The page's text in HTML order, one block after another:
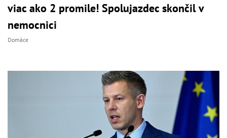
viac ako 2 promile! Spolujazdec skončil v
nemocnici
Domáce